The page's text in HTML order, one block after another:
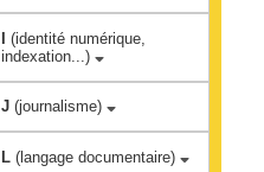
(identité numérique,
indexation...)
J(journalisme)
L(langage documentaire)